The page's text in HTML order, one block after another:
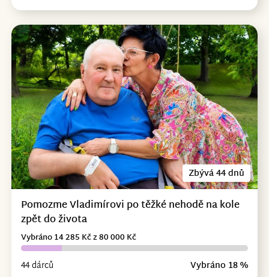
Zbývá 44 dnů
Pomozme Vladimírovi po těžké nehodě na kole
zpět do života
44 dárců Vybráno 18 %
Vybráno 14 285 Kč z 80 000 Kč